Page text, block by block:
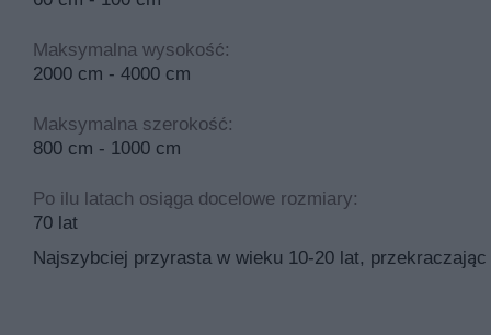
kierunkach, osiągając kilka metrów szerokości.
m wysokości. Uprawiana w ogrodach wymaga
Sosna wejmutka ‘Louie’ –
zachowanie ładnego pokroju. Młode sosny
odczynie pH. Sprawdź także
przyciągają niebieskozielone igły, ujęte po 5 w
Maksymalna wysokość:
2000 cm - 4000 cm
Maksymalna szerokość:
800 cm - 1000 cm
Po ilu latach osiąga docelowe rozmiary:
70 lat
Najszybciej przyrasta w wieku 10-20 lat,